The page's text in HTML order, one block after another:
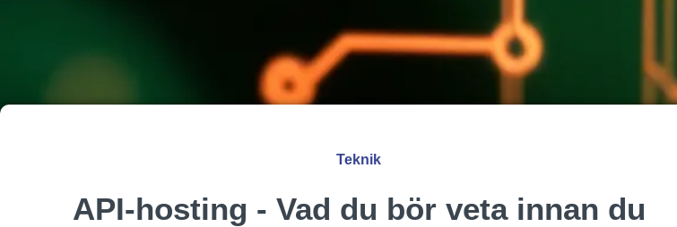
Teknik
API-hosting - Vad du bör veta innan du